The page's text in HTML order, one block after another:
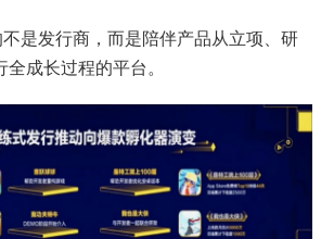
是发行商，而是陪伴产品从立项、研
成长过程的平台。